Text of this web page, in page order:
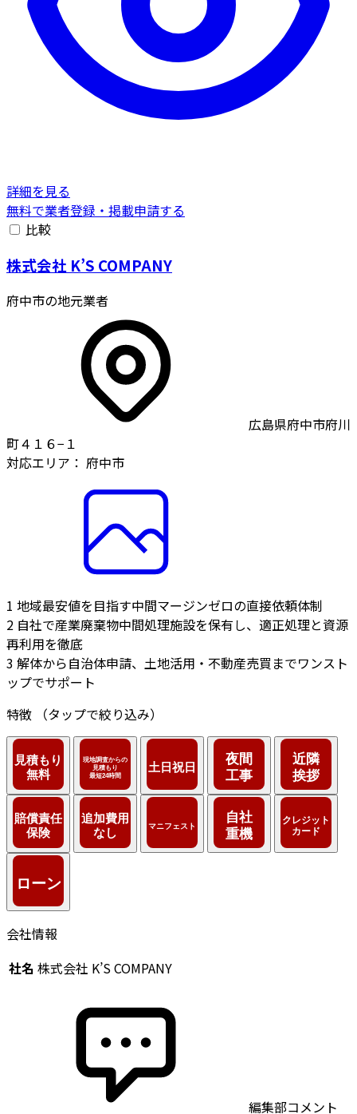
詳細を見る
無料で業者登録・掲載申請する
比較
株式会社 K’S COMPANY
府中市の地元業者
広島県府中市府川
町４１６−１
対応エリア： 府中市
1 地域最安値を目指す中間マージンゼロの直接依頼体制
2 自社で産業廃棄物中間処理施設を保有し、適正処理と資源
再利用を徹底
3 解体から自治体申請、土地活用・不動産売買までワンスト
ップでサポート
特徴
（タップで絞り込み）
会社情報
社名 株式会社 K’S COMPANY
編集部コメント